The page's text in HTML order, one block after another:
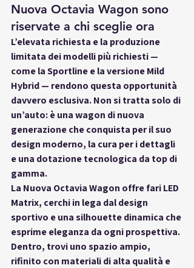
Nuova Octavia Wagon sono
riservate a chi sceglie ora
L’elevata richiesta e la produzione
limitata dei modelli più richiesti —
come la Sportline e la versione Mild
Hybrid — rendono questa opportunità
davvero esclusiva. Non si tratta solo di
un’auto: è una wagon di nuova
generazione che conquista per il suo
design moderno, la cura per i dettagli
e una dotazione tecnologica da top di
gamma.
La Nuova Octavia Wagon offre fari LED
Matrix, cerchi in lega dal design
sportivo e una silhouette dinamica che
esprime eleganza da ogni prospettiva.
Dentro, trovi uno spazio ampio,
rifinito con materiali di alta qualità e